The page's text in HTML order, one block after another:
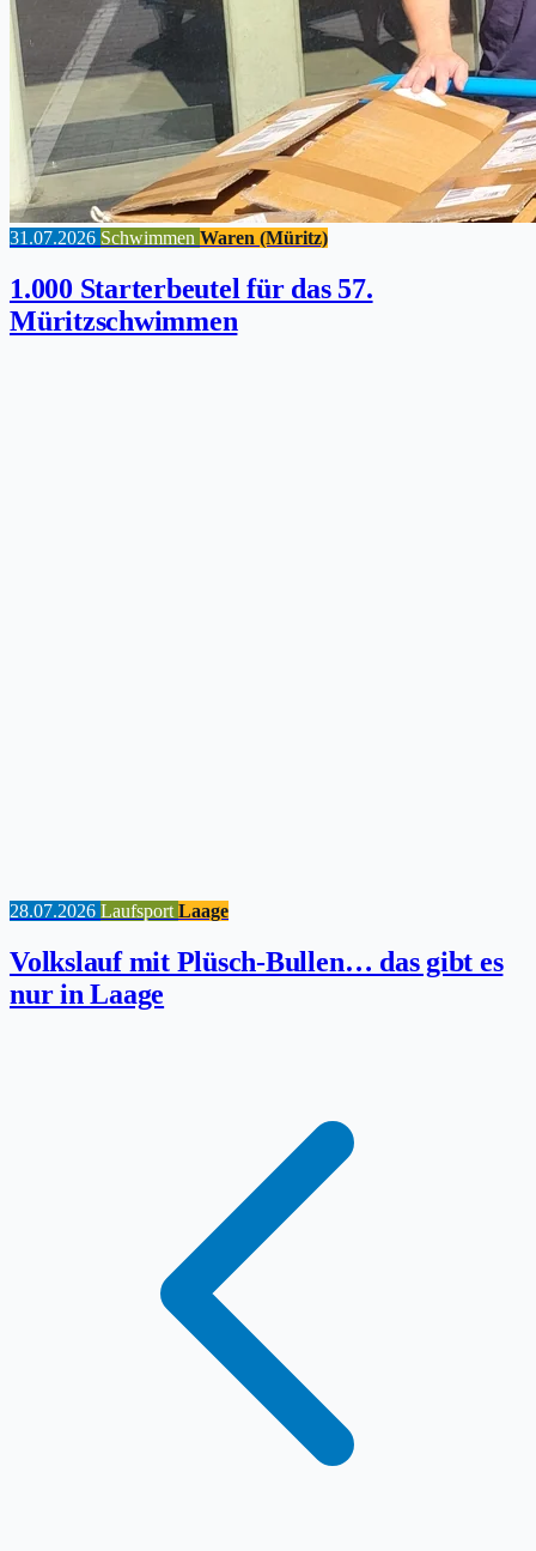
31.07.2026 Schwimmen Waren (Müritz)
1.000 Starterbeutel für das 57.
Müritzschwimmen
28.07.2026 Laufsport Laage
Volkslauf mit Plüsch-Bullen… das gibt es
nur in Laage